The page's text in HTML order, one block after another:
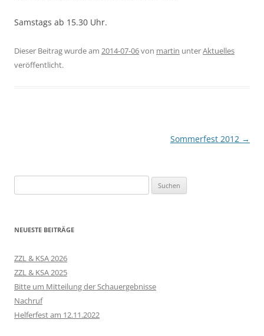
Samstags ab 15.30 Uhr.
Dieser Beitrag wurde am 2014-07-06von martin unterAktuelles
veröffentlicht.
Sommerfest 2012 →
nach:
NEUESTE BEITRÄGE
ZZL & KSA 2026
ZZL & KSA 2025
Bitte um Mitteilung der Schauergebnisse
Nachruf
Helferfest am 12.11.2022